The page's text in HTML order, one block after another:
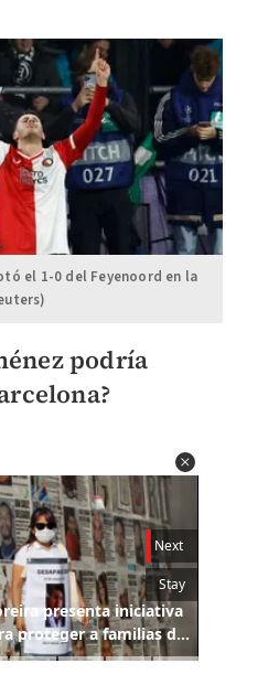
el 1-0 del Feyenoord en la
podría